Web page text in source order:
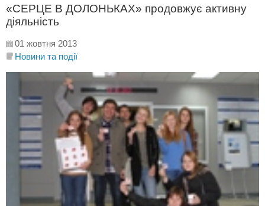
«СЕРЦЕ В ДОЛОНЬКАХ» продовжує активну
діяльність
01 жовтня 2013
Новини та події